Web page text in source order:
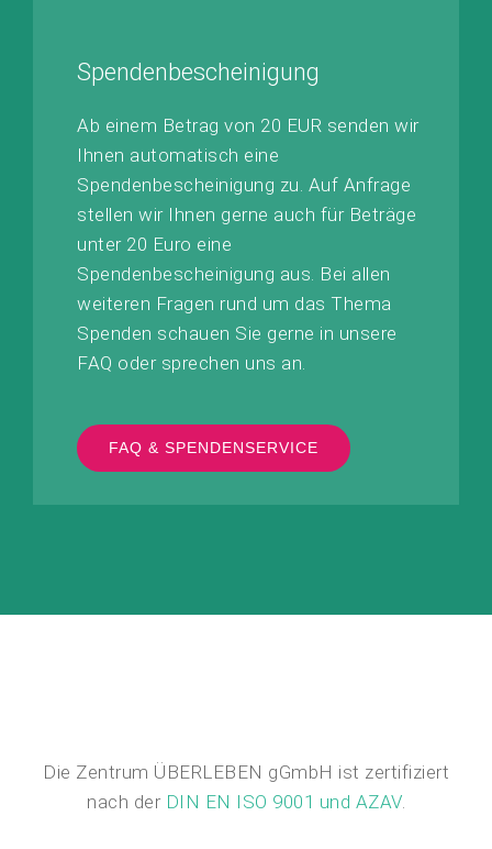
Spenden­bescheinigung
Ab einem Betrag von 20 EUR senden wir
Ihnen automatisch eine
Spendenbescheinigung zu. Auf Anfrage
stellen wir Ihnen gerne auch für Beträge
unter 20 Euro eine
Spendenbescheinigung aus. Bei allen
weiteren Fragen rund um das Thema
Spenden schauen Sie gerne in unsere
FAQ oder sprechen uns an.
FAQ & SPENDENSERVICE
Die Zentrum ÜBERLEBEN gGmbH ist zertifiziert
nach der DIN EN ISO 9001 und AZAV.